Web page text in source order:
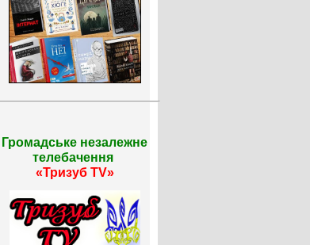
Громадське незалежне
телебачення
«Тризуб TV»